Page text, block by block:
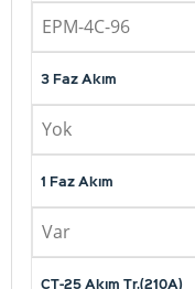
EPM-4C-96
3 Faz Akım
Yok
1 Faz Akım
Var
CT-25 Akım Tr.(210A)